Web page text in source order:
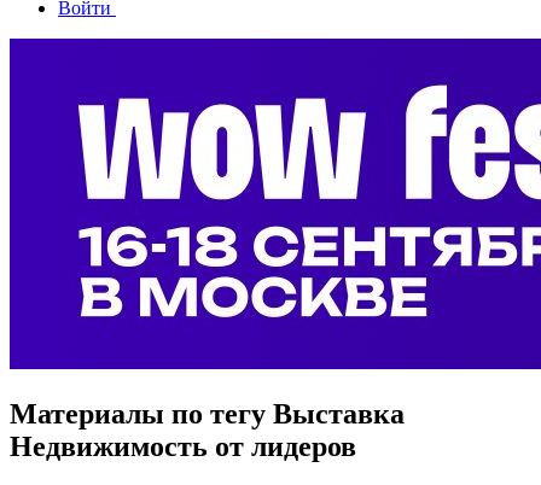
Войти
Материалы по тегу Выставка
Недвижимость от лидеров